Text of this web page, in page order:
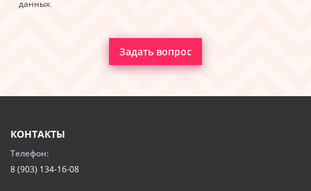
данных.
Задать вопрос
КОНТАКТЫ
Телефон:
8 (903) 134-16-08